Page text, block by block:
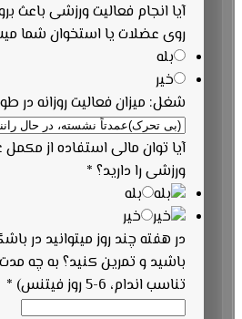
آیا انجام فعالیت ورزشی باعث بروز
روی عضلات یا استخوان شما
بله
خیر
شغل: میزان فعالیت روزانه در طول
آیا توان مالی استفاده از مکمل
ورزشی را دارید؟*
بله
خیر
در هفته چند روز میتوانید در
تناسب اندام، 6-5 روز فیتنس)
*